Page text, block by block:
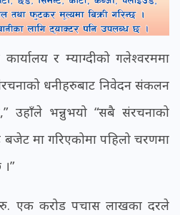
र म्याग्दीको गलेश्वरममा
धनीहरुबाट निवेदन संकलन
उहाँले भन्नुभयो “सबै संरचनाको
बजेट मा गरिएकोमा पहिलो चरणमा
रु. एक करोड पचास लाखका दरले